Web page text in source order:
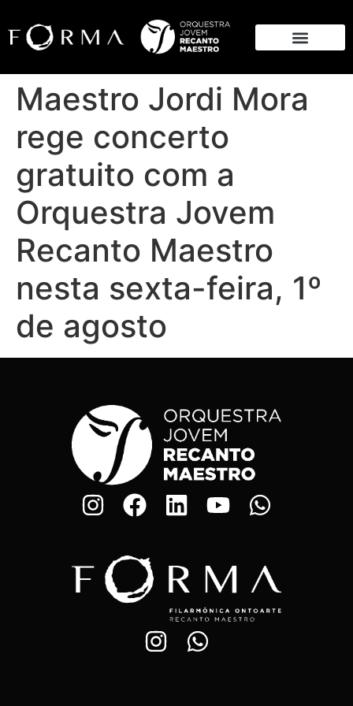
Maestro Jordi Mora
rege concerto
gratuito com a
Orquestra Jovem
Recanto Maestro
nesta sexta-feira, 1º
de agosto